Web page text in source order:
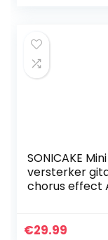
SONICAKE Mini
versterker
chorus effect
oplaadbare
€29.99